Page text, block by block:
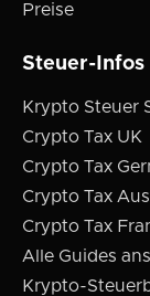
Preise
Steuer-Infos
Krypto Steuer
Crypto Tax UK
Crypto Tax
Crypto Tax
Crypto Tax
Alle Guides
Krypto-